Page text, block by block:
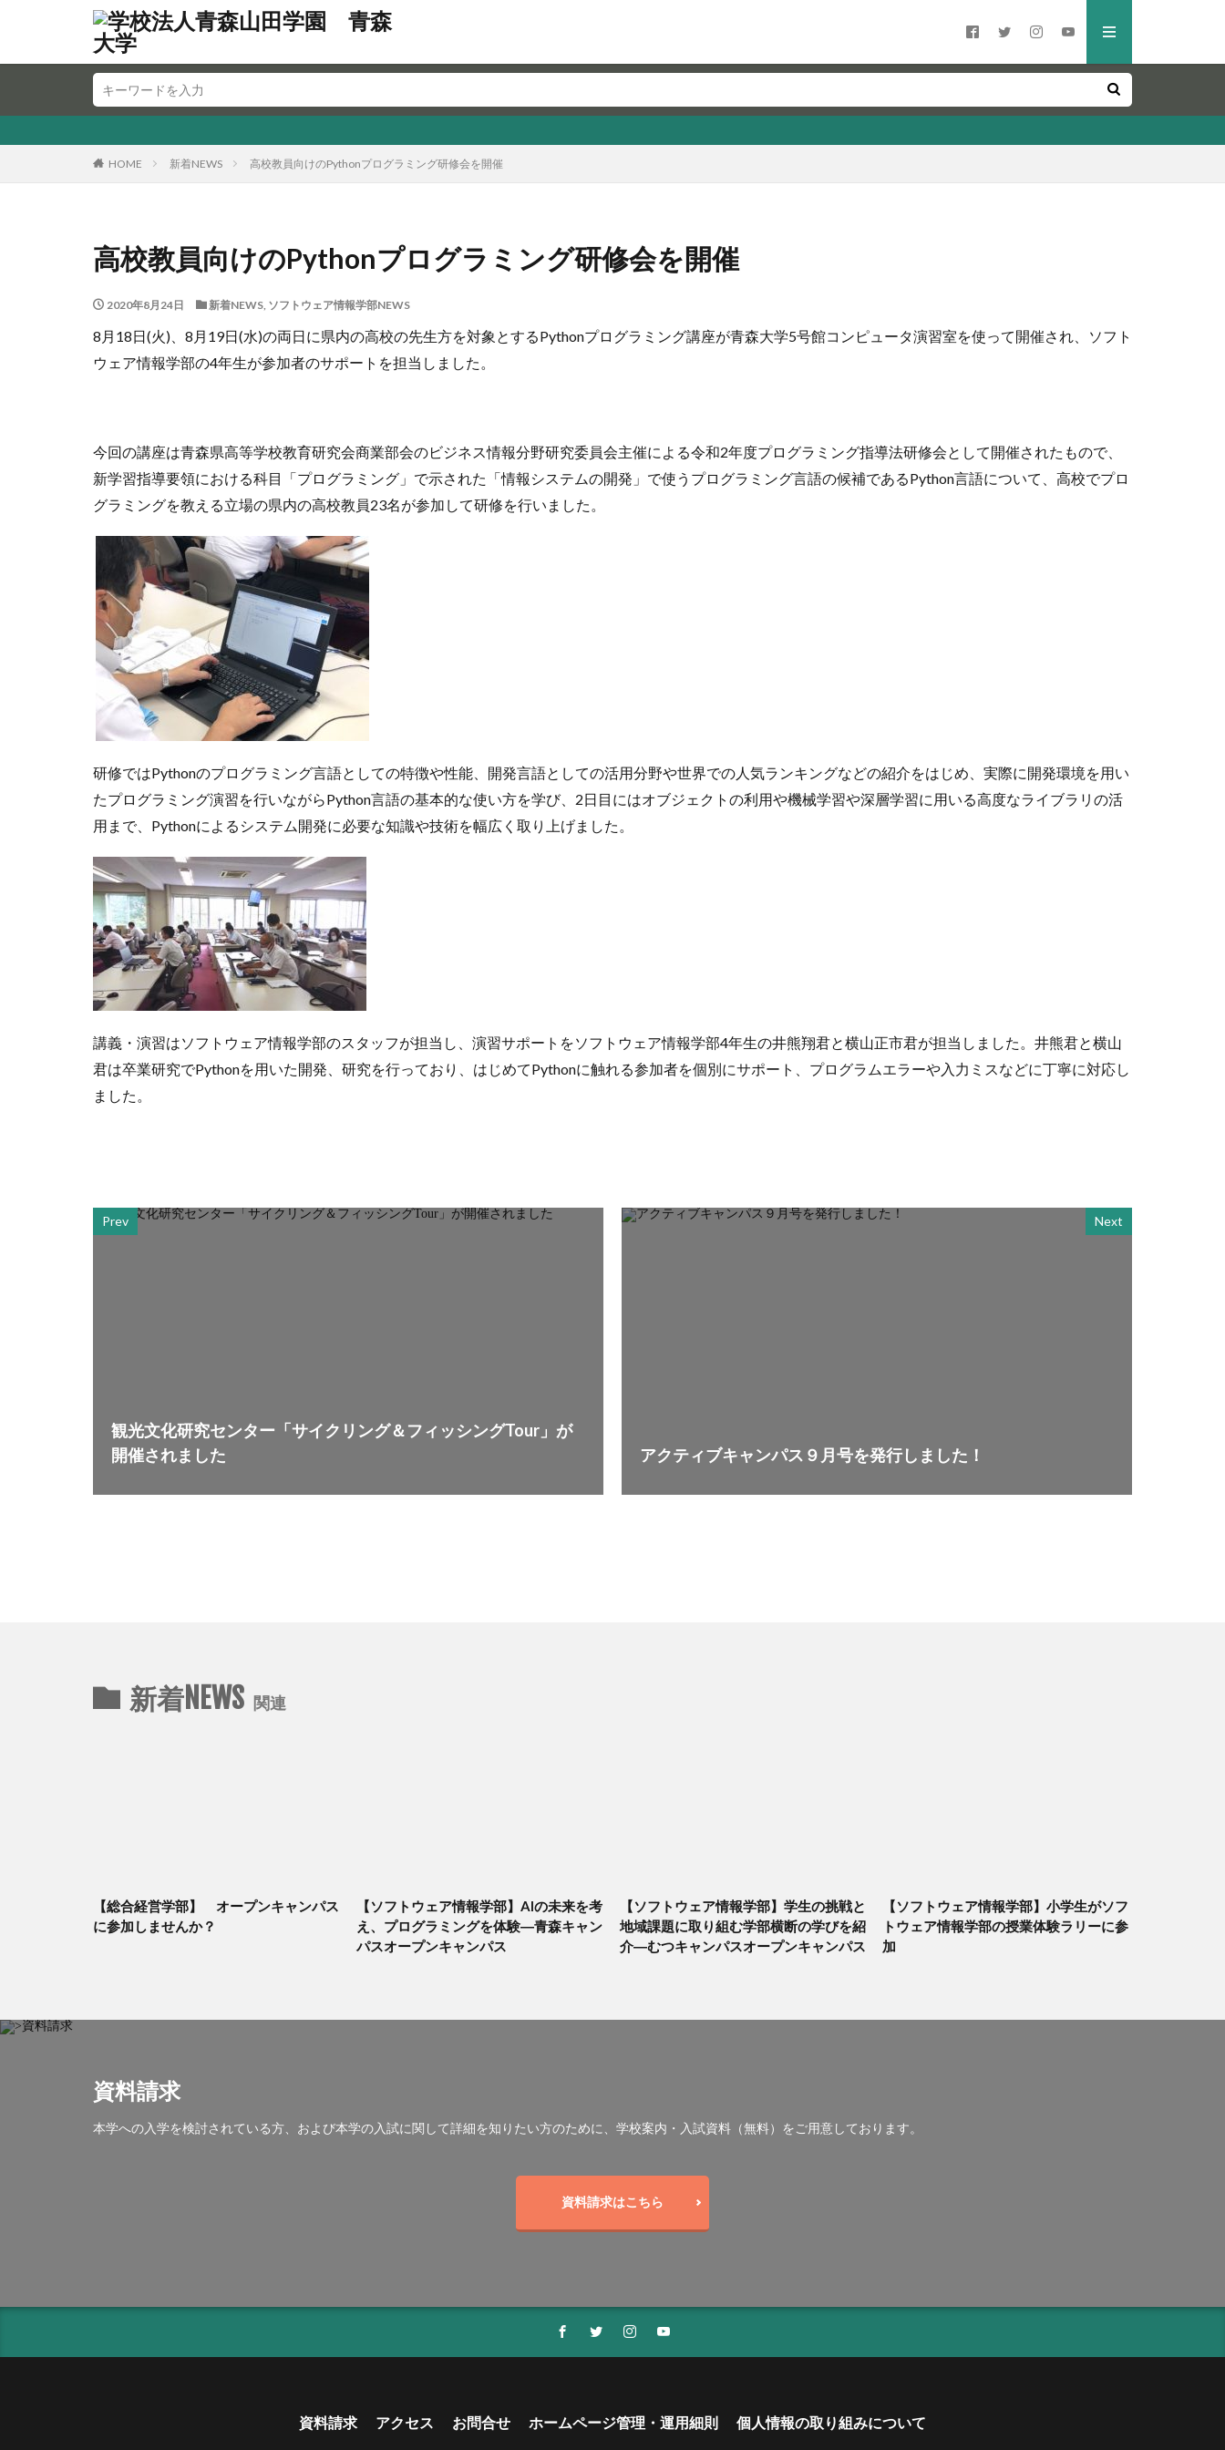
HOME 新着NEWS 高校教員向けのPythonプログラミング研修会を開催
高校教員向けのPythonプログラミング研修会を開催
2020年8月24日 新着NEWS, ソフトウェア情報学部NEWS
8月18日(火)、8月19日(水)の両日に県内の高校の先生方を対象とするPythonプログラミング講座が青森大学5号館コンピュータ演習室を使って開催され、ソフト
ウェア情報学部の4年生が参加者のサポートを担当しました。
今回の講座は青森県高等学校教育研究会商業部会のビジネス情報分野研究委員会主催による令和2年度プログラミング指導法研修会として開催されたもので、
新学習指導要領における科目「プログラミング」で示された「情報システムの開発」で使うプログラミング言語の候補であるPython言語について、高校でプロ
グラミングを教える立場の県内の高校教員23名が参加して研修を行いました。
研修ではPythonのプログラミング言語としての特徴や性能、開発言語としての活用分野や世界での人気ランキングなどの紹介をはじめ、実際に開発環境を用い
たプログラミング演習を行いながらPython言語の基本的な使い方を学び、2日目にはオブジェクトの利用や機械学習や深層学習に用いる高度なライブラリの活
用まで、Pythonによるシステム開発に必要な知識や技術を幅広く取り上げました。
講義・演習はソフトウェア情報学部のスタッフが担当し、演習サポートをソフトウェア情報学部4年生の井熊翔君と横山正市君が担当しました。井熊君と横山
君は卒業研究でPythonを用いた開発、研究を行っており、はじめてPythonに触れる参加者を個別にサポート、プログラムエラーや入力ミスなどに丁寧に対応し
ました。
Prev
観光文化研究センター「サイクリング＆フィッシングTour」が
開催されました
Next
アクティブキャンパス９月号を発行しました！
新着NEWS 関連
【総合経営学部】 オープンキャンパス
に参加しませんか？
【ソフトウェア情報学部】AIの未来を考
え、プログラミングを体験―青森キャン
パスオープンキャンパス
【ソフトウェア情報学部】学生の挑戦と
地域課題に取り組む学部横断の学びを紹
介―むつキャンパスオープンキャンパス
【ソフトウェア情報学部】小学生がソフ
トウェア情報学部の授業体験ラリーに参
加
資料請求
本学への入学を検討されている方、および本学の入試に関して詳細を知りたい方のために、学校案内・入試資料（無料）をご用意しております。
資料請求はこちら
資料請求 アクセス お問合せ ホームページ管理・運用細則 個人情報の取り組みについて